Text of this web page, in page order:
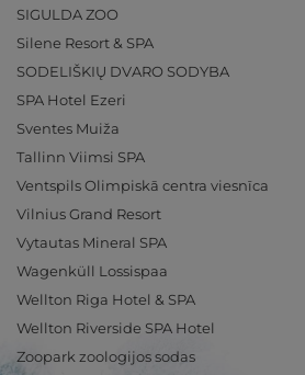
SIGULDA ZOO
Silene Resort & SPA
SODELIŠKIŲ DVARO SODYBA
SPA Hotel Ezeri
Sventes Muiža
Tallinn Viimsi SPA
Ventspils Olimpiskā centra viesnīca
Vilnius Grand Resort
Vytautas Mineral SPA
Wagenküll Lossispaa
Wellton Riga Hotel & SPA
Wellton Riverside SPA Hotel
Zoopark zoologijos sodas